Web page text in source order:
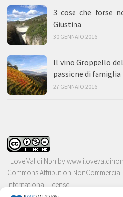
3 cose che forse
Giustina
30 GENNAIO 2016
Il vino Groppello
passione di famiglia
27 GENNAIO 2016
I Love Val di Non by
Commons Attribution-
International License.